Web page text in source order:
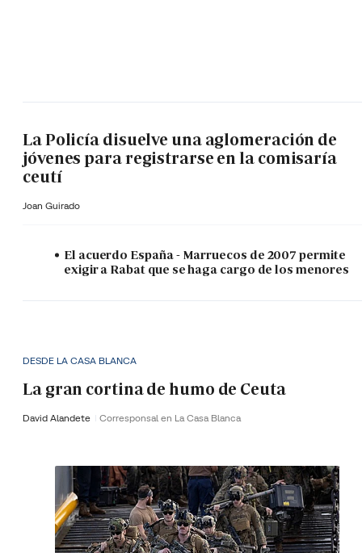
La Policía disuelve una aglomeración de
jóvenes para registrarse en la comisaría
ceutí
Joan Guirado
El acuerdo España - Marruecos de 2007 permite
exigir a Rabat que se haga cargo de los menores
DESDE LA CASA BLANCA
La gran cortina de humo de Ceuta
David Alandete Corresponsal en La Casa Blanca